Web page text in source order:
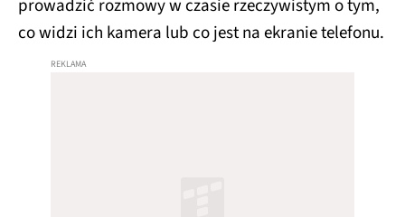
co widzi ich kamera lub co jest na ekranie telefonu.